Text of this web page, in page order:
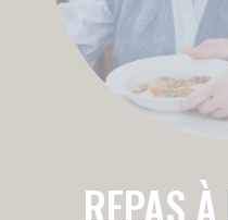
Dans le cas de la perte
être nécessaire
différents acteurs
Toujours en tant